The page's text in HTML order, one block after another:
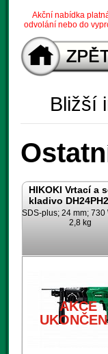
Akční nabídka
odvolání nebo do
Bližší
HIKOKI Vrtací a
kladivo
SDS-plus; 24 mm; 730
2,8 kg
AKCE